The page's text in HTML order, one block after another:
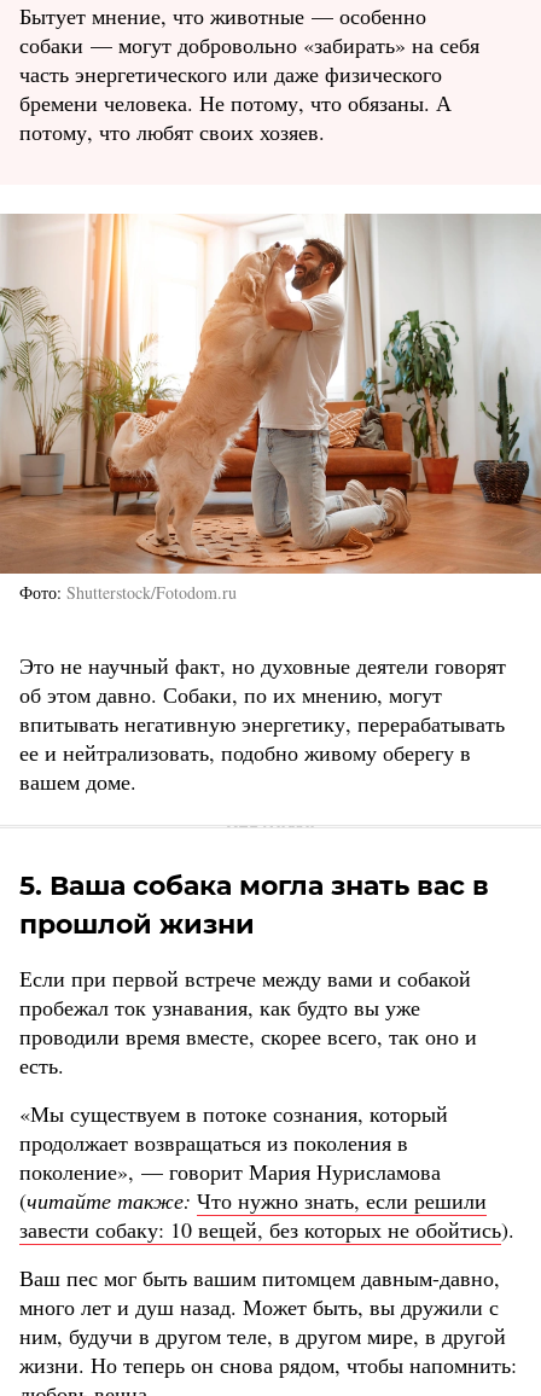
Бытует мнение, что животные — особенно
собаки — могут добровольно «забирать» на себя
часть энергетического или даже физического
бремени человека. Не потому, что обязаны. А
потому, что любят своих хозяев.
Фото Shutterstock/Fotodom.ru
Это не научный факт, но духовные деятели говорят
об этом давно. Собаки, по их мнению, могут
впитывать негативную энергетику, перерабатывать
ее и нейтрализовать, подобно живому оберегу в
вашем доме.
5. Ваша собака могла знать вас в
прошлой жизни
Если при первой встрече между вами и собакой
пробежал ток узнавания, как будто вы уже
проводили время вместе, скорее всего, так оно и
есть.
«Мы существуем в потоке сознания, который
продолжает возвращаться из поколения в
поколение», — говорит Мария Нурисламова
(читайте также: Что нужно знать, если решили
завести собаку: 10 вещей, без которых не обойтись).
Ваш пес мог быть вашим питомцем давным-давно,
много лет и душ назад. Может быть, вы дружили с
ним, будучи в другом теле, в другом мире, в другой
жизни. Но теперь он снова рядом, чтобы напомнить: